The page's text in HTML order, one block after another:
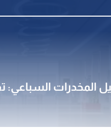
المخدرات السباعي: